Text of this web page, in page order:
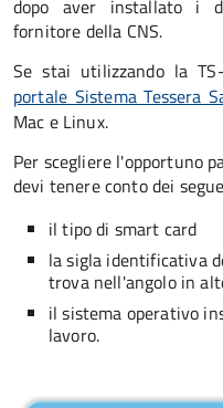
dopo aver installato i
fornitore della CNS.
Se stai utilizzando la
portale Sistema Tessera
Mac e Linux.
Per scegliere l'opportuno
devi tenere conto dei
il tipo di smart card
la sigla identificativa
trova nell'angolo in
il sistema operativo
lavoro.